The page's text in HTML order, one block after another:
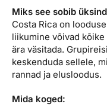
Miks see sobib
Costa Rica on
liikumine võivad
ära väsitada.
keskenduda sellele,
rannad ja elusloodus.
Mida koged: